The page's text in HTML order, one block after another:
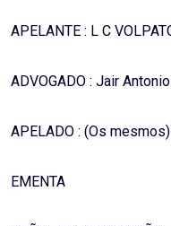
APELANTE : L C
ADVOGADO : Jair
APELADO : (Os mesmos)
EMENTA